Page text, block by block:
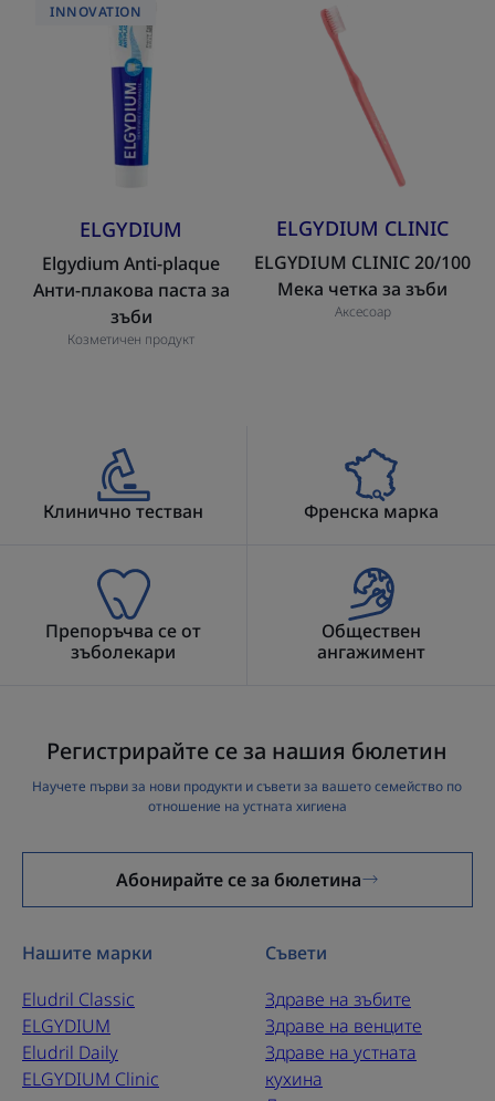
Anti-
plaque
Анти-
плакова
паста
за
INNOVATION
ELGYDIUM
Elgydium Anti-plaque
Анти-плакова паста за
зъби
Козметичен продукт
четка
за
зъби
ELGYDIUM CLINIC
ELGYDIUM CLINIC 20/100
Мека четка за зъби
Аксесоар
Клинично тестван Френска марка
Препоръчва се от
зъболекари
Обществен
ангажимент
Регистрирайте се за нашия бюлетин
Научете първи за нови продукти и съвети за вашето семейство по
отношение на устната хигиена
Абонирайте се за бюлетина
Нашите марки
Eludril Classic
ELGYDIUM
Eludril Daily
ELGYDIUM Clinic
Съвети
Здраве на зъбите
Здраве на венците
Здраве на устната
кухина